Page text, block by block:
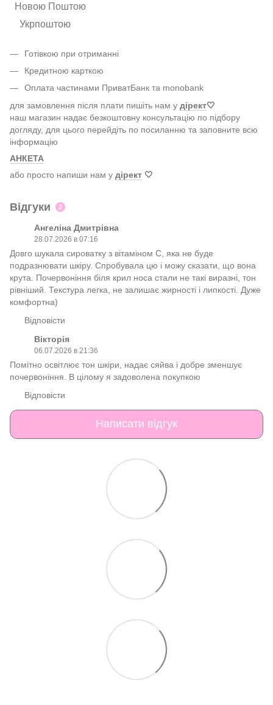
Новою Поштою
Укрпоштою
Готівкою при отриманні
Кредитною карткою
Оплата частинами ПриватБанк та monobank
для замовлення після плати пишіть нам у дірект🤍
наш магазин надає безкоштовну консультацію по підбору
догляду, для цього перейдіть по посиланню та заповните всю
інформацію
АНКЕТА
або просто напиши нам у дірект 🤍
Відгуки 2
Ангеліна Дмитрівна
28.07.2026 в 07:16
Довго шукала сироватку з вітаміном С, яка не буде
подразнювати шкіру. Спробувала цю і можу сказати, що вона
крута. Почервоніння біля крил носа стали не такі виразні, тон
рівніший. Текстура легка, не залишає жирності і липкості. Дуже
комфортна)
Відповісти
Вікторія
06.07.2026 в 21:36
Помітно освітлює тон шкіри, надає сяйва і добре зменшує
почервоніння. В цілому я задоволена покупкою
Відповісти
Написати відгук